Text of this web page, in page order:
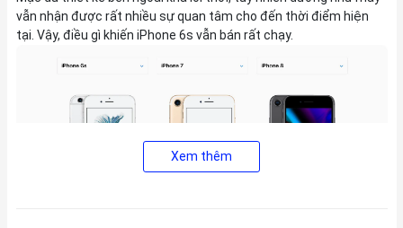
vẫn nhận được rất nhiều sự quan tâm cho đến thời điểm hiện
tại. Vậy, điều gì khiến iPhone 6s vẫn bán rất chạy.
Xem thêm